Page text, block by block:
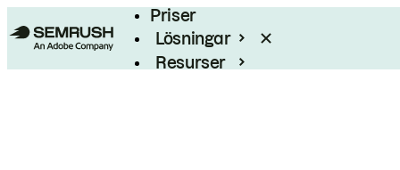
Priser
Lösningar
Resurser